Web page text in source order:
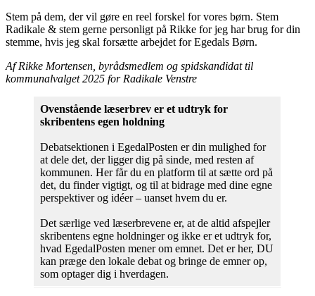
Stem på dem, der vil gøre en reel forskel for vores børn. Stem
Radikale & stem gerne personligt på Rikke for jeg har brug for din
stemme, hvis jeg skal forsætte arbejdet for Egedals Børn.
Af Rikke Mortensen, byrådsmedlem og spidskandidat til
kommunalvalget 2025 for Radikale Venstre
Ovenstående læserbrev er et udtryk for
skribentens egen holdning
Debatsektionen i EgedalPosten er din mulighed for
at dele det, der ligger dig på sinde, med resten af
kommunen. Her får du en platform til at sætte ord på
det, du finder vigtigt, og til at bidrage med dine egne
perspektiver og idéer – uanset hvem du er.
Det særlige ved læserbrevene er, at de altid afspejler
skribentens egne holdninger og ikke er et udtryk for,
hvad EgedalPosten mener om emnet. Det er her, DU
kan præge den lokale debat og bringe de emner op,
som optager dig i hverdagen.